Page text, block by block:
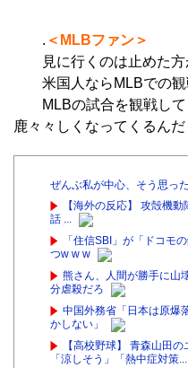
. ＜MLBファン＞
見に行くのは止めた方
米国人ならMLBでの観
MLBの試合を観戦して
鹿々々しくなってくるんだ
ぜんぶ私が中心、そう思っ
【海外の反応】 攻殻機
話 ...
「住信SBI」が「ドコモ
つw w w
熊さん、人間が勝手に山
分虐殺だろ
中国外務省「日本は原爆
かしない」
【高校野球】 青森山田
「涼しそう」「熱中症対策...